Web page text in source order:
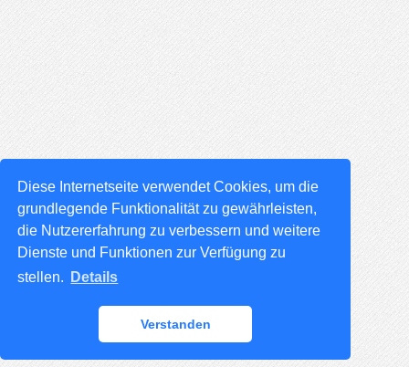
Diese Internetseite verwendet Cookies, um die
grundlegende Funktionalität zu gewährleisten,
die Nutzererfahrung zu verbessern und weitere
Dienste und Funktionen zur Verfügung zu
stellen.
Details
Verstanden